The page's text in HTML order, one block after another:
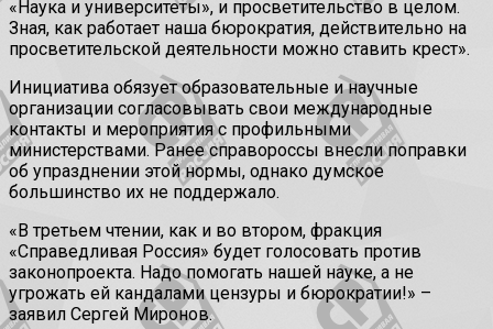
«Наука и университеты», и просветительство в целом.
Зная, как работает наша бюрократия, действительно на
просветительской деятельности можно ставить крест».
Инициатива обязует образовательные и научные
организации согласовывать свои международные
контакты и мероприятия с профильными
министерствами. Ранее справороссы внесли поправки
об упразднении этой нормы, однако думское
большинство их не поддержало.
«В третьем чтении, как и во втором, фракция
«Справедливая Россия» будет голосовать против
законопроекта. Надо помогать нашей науке, а не
угрожать ей кандалами цензуры и бюрократии!» –
заявил Сергей Миронов.